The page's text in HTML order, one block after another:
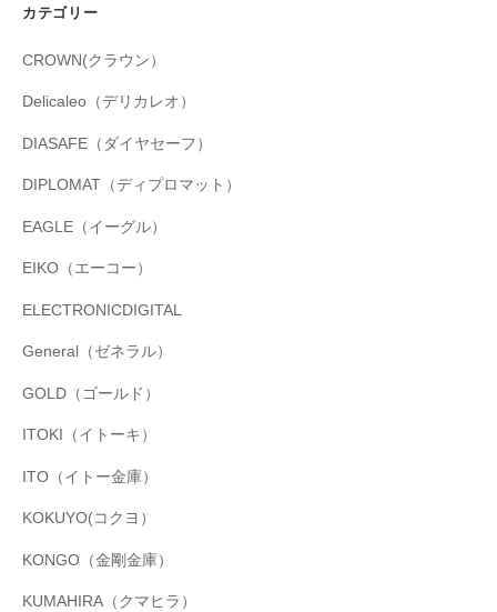
カテゴリー
CROWN(クラウン）
Delicaleo（デリカレオ）
DIASAFE（ダイヤセーフ）
DIPLOMAT（ディプロマット）
EAGLE（イーグル）
EIKO（エーコー）
ELECTRONICDIGITAL
General（ゼネラル）
GOLD（ゴールド）
ITOKI（イトーキ）
ITO（イトー金庫）
KOKUYO(コクヨ）
KONGO（金剛金庫）
KUMAHIRA（クマヒラ）